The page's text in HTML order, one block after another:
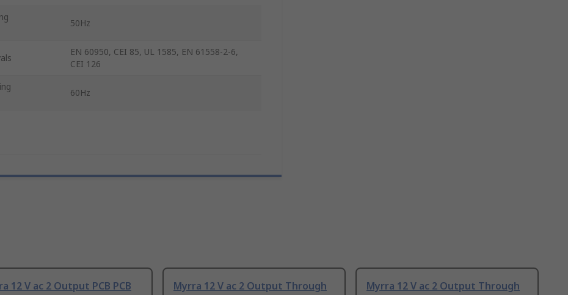
50Hz
EN 60950, CEI 85, UL 1585, EN 61558-2-6,
CEI 126
60Hz
12 V ac 2 Output PCB PCB
Myrra 12 V ac 2 Output Through
Myrra 12 V ac 2 Output Through